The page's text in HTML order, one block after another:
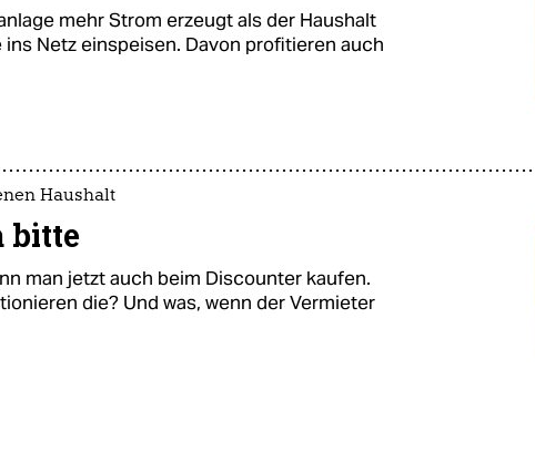
mehr Strom erzeugt als der Haushalt
Netz einspeisen. Davon profitieren auch
Haushalt
bitte
man jetzt auch beim Discounter kaufen.
die? Und was, wenn der Vermieter